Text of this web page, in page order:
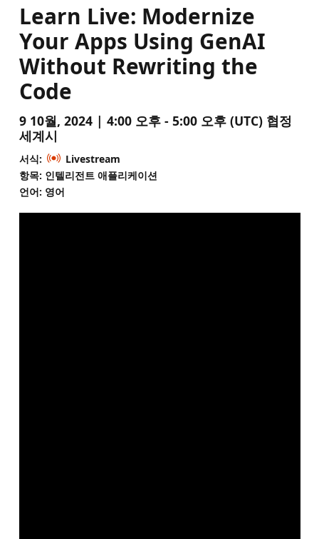
Learn Live: Modernize
Your Apps Using GenAI
Without Rewriting the
Code
9 10월, 2024 | 4:00 오후 - 5:00 오후 (UTC) 협정
세계시
서식:
Livestream
항목: 인텔리전트 애플리케이션
언어: 영어